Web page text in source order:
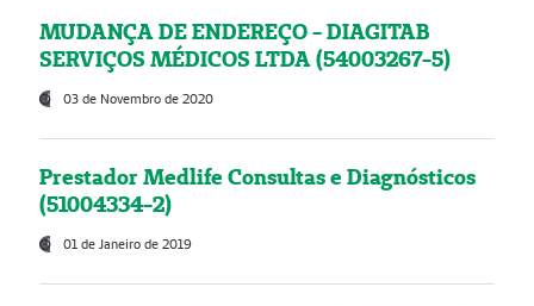
MUDANÇA DE ENDEREÇO - DIAGITAB
SERVIÇOS MÉDICOS LTDA (54003267-5)
03 de Novembro de 2020
Prestador Medlife Consultas e Diagnósticos
(51004334-2)
01 de Janeiro de 2019